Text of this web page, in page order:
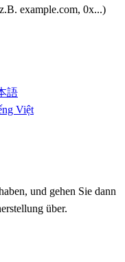
example.com, 0x...)
語
Việt
und gehen Sie dann
über.